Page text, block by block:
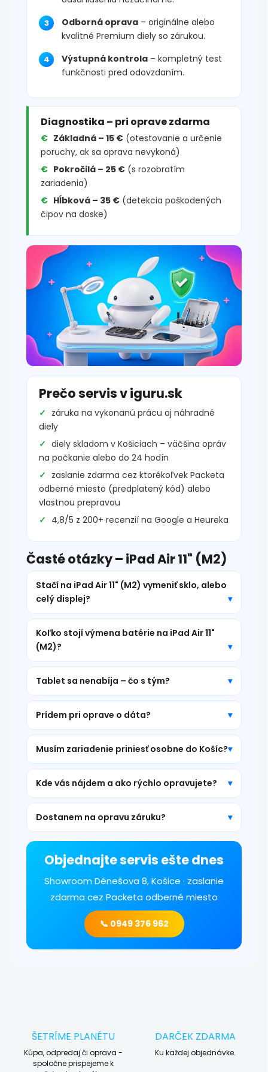
Odborná oprava – originálne alebo
kvalitné Premium diely so zárukou.
Výstupná kontrola – kompletný test
funkčnosti pred odovzdaním.
Diagnostika – pri oprave zdarma
Základná – 15 € (otestovanie a určenie
poruchy, ak sa oprava nevykoná)
Pokročilá – 25 € (s rozobratím
zariadenia)
Hĺbková – 35 € (detekcia poškodených
čipov na doske)
Prečo servis v iguru.sk
záruka na vykonanú prácu aj náhradné
diely
diely skladom v Košiciach – väčšina opráv
na počkanie alebo do 24 hodín
zaslanie zdarma cez ktorékoľvek Packeta
odberné miesto (predplatený kód) alebo
vlastnou prepravou
4,8/5 z 200+ recenzií na Google a Heureka
Časté otázky – iPad Air 11" (M2)
Stačí na iPad Air 11" (M2) vymeniť sklo, alebo
celý displej?
Koľko stojí výmena batérie na iPad Air 11"
(M2)?
Tablet sa nenabíja – čo s tým?
Prídem pri oprave o dáta?
Musím zariadenie priniesť osobne do Košíc?
Kde vás nájdem a ako rýchlo opravujete?
Dostanem na opravu záruku?
Objednajte servis ešte dnes
Showroom Dénešova 8, Košice · zaslanie
zdarma cez Packeta odberné miesto
📞 0949 376 962
ŠETRÍME PLANÉTU
Kúpa, odpredaj či oprava -
spoločne prispejeme k
DARČEK ZDARMA
Ku každej objednávke.